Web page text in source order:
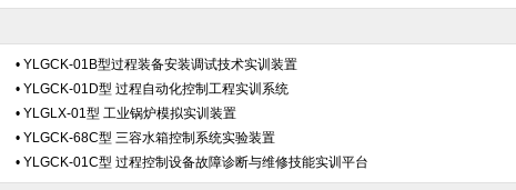
• YLGCK-01B型过程装备安装调试技术实训装置
• YLGCK-01D型 过程自动化控制工程实训系统
• YLGLX-01型 工业锅炉模拟实训装置
• YLGCK-68C型 三容水箱控制系统实验装置
• YLGCK-01C型 过程控制设备故障诊断与维修技能实训平台